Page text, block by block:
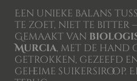
Een unieke balans
te zoet, niet te bitter –
Gemaakt van
Murcia, met de
getrokken, gezeefd
geheime suikersiroop.